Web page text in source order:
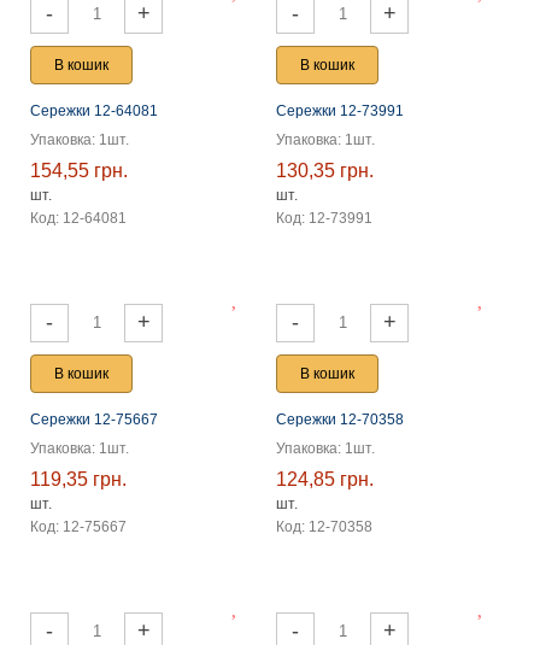
- +
В кошик
Сережки 12-64081
Упаковка: 1шт.
154,55 грн.
шт.
Код: 12-64081
- +
В кошик
Сережки 12-73991
Упаковка: 1шт.
130,35 грн.
шт.
Код: 12-73991
- +
В кошик
Сережки 12-75667
Упаковка: 1шт.
119,35 грн.
шт.
Код: 12-75667
- +
В кошик
Сережки 12-70358
Упаковка: 1шт.
124,85 грн.
шт.
Код: 12-70358
- + - +